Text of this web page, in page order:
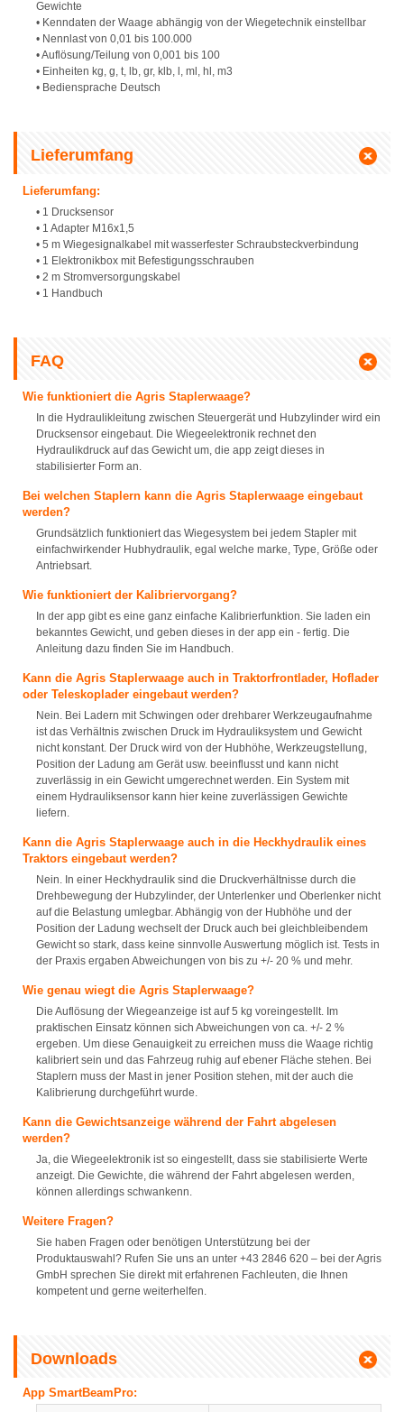
Gewichte
• Kenndaten der Waage abhängig von der Wiegetechnik einstellbar
• Nennlast von 0,01 bis 100.000
• Auflösung/Teilung von 0,001 bis 100
• Einheiten kg, g, t, lb, gr, klb, l, ml, hl, m3
• Bediensprache Deutsch
Lieferumfang
Lieferumfang:
• 1 Drucksensor
• 1 Adapter M16x1,5
• 5 m Wiegesignalkabel mit wasserfester Schraubsteckverbindung
• 1 Elektronikbox mit Befestigungsschrauben
• 2 m Stromversorgungskabel
• 1 Handbuch
FAQ
Wie funktioniert die Agris Staplerwaage?
In die Hydraulikleitung zwischen Steuergerät und Hubzylinder wird ein
Drucksensor eingebaut. Die Wiegeelektronik rechnet den
Hydraulikdruck auf das Gewicht um, die app zeigt dieses in
stabilisierter Form an.
Bei welchen Staplern kann die Agris Staplerwaage eingebaut
werden?
Grundsätzlich funktioniert das Wiegesystem bei jedem Stapler mit
einfachwirkender Hubhydraulik, egal welche marke, Type, Größe oder
Antriebsart.
Wie funktioniert der Kalibriervorgang?
In der app gibt es eine ganz einfache Kalibrierfunktion. Sie laden ein
bekanntes Gewicht, und geben dieses in der app ein - fertig. Die
Anleitung dazu finden Sie im Handbuch.
Kann die Agris Staplerwaage auch in Traktorfrontlader, Hoflader
oder Teleskoplader eingebaut werden?
Nein. Bei Ladern mit Schwingen oder drehbarer Werkzeugaufnahme
ist das Verhältnis zwischen Druck im Hydrauliksystem und Gewicht
nicht konstant. Der Druck wird von der Hubhöhe, Werkzeugstellung,
Position der Ladung am Gerät usw. beeinflusst und kann nicht
zuverlässig in ein Gewicht umgerechnet werden. Ein System mit
einem Hydrauliksensor kann hier keine zuverlässigen Gewichte
liefern.
Kann die Agris Staplerwaage auch in die Heckhydraulik eines
Traktors eingebaut werden?
Nein. In einer Heckhydraulik sind die Druckverhältnisse durch die
Drehbewegung der Hubzylinder, der Unterlenker und Oberlenker nicht
auf die Belastung umlegbar. Abhängig von der Hubhöhe und der
Position der Ladung wechselt der Druck auch bei gleichbleibendem
Gewicht so stark, dass keine sinnvolle Auswertung möglich ist. Tests in
der Praxis ergaben Abweichungen von bis zu +/- 20 % und mehr.
Wie genau wiegt die Agris Staplerwaage?
Die Auflösung der Wiegeanzeige ist auf 5 kg voreingestellt. Im
praktischen Einsatz können sich Abweichungen von ca. +/- 2 %
ergeben. Um diese Genauigkeit zu erreichen muss die Waage richtig
kalibriert sein und das Fahrzeug ruhig auf ebener Fläche stehen. Bei
Staplern muss der Mast in jener Position stehen, mit der auch die
Kalibrierung durchgeführt wurde.
Kann die Gewichtsanzeige während der Fahrt abgelesen
werden?
Ja, die Wiegeelektronik ist so eingestellt, dass sie stabilisierte Werte
anzeigt. Die Gewichte, die während der Fahrt abgelesen werden,
können allerdings schwankenn.
Weitere Fragen?
Sie haben Fragen oder benötigen Unterstützung bei der
Produktauswahl? Rufen Sie uns an unter +43 2846 620 – bei der Agris
GmbH sprechen Sie direkt mit erfahrenen Fachleuten, die Ihnen
kompetent und gerne weiterhelfen.
Downloads
App SmartBeamPro: